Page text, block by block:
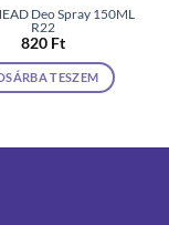
Deo Spray 150ML
R22
820 Ft
TESZEM